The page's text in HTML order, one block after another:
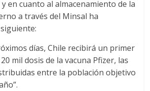
en cuanto al almacenamiento de la
a través del Minsal ha
días, Chile recibirá un primer
mil dosis de la vacuna Pfizer, las
entre la población objetivo